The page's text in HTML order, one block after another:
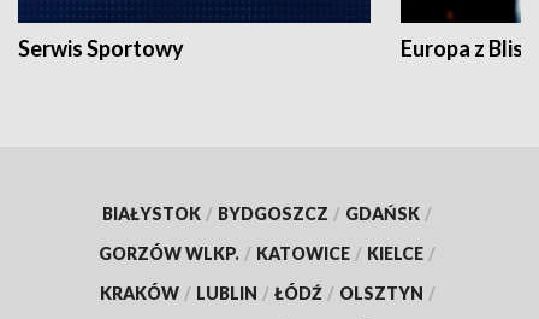
Serwis Sportowy Europa z
BIAŁYSTOK / BYDGOSZCZ / GDAŃSK /
GORZÓW WLKP. / KATOWICE / KIELCE /
KRAKÓW / LUBLIN / ŁÓDŹ / OLSZTYN /